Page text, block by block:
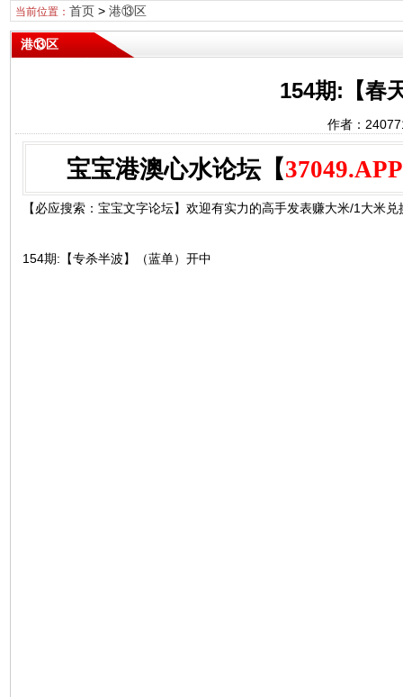
当前位置： 首页> 港⑬区
港⑬区
154期:【春
作者：
宝宝港澳心水论坛【37049.APP
【必应搜索：宝宝文字论坛】欢迎有实力的高手发表赚大米/1大米
154期:【专杀半波】（蓝单）开中